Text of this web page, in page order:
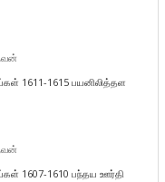
1611-1615 பயனிலித்தள
1607-1610 பந்தய ஊர்தி